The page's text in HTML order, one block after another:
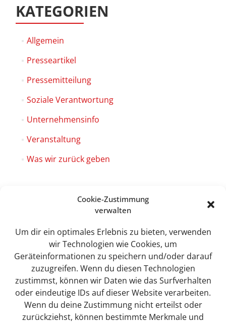
Cookie-Zustimmung
verwalten
Um dir ein optimales Erlebnis zu bieten, verwenden
wir Technologien wie Cookies, um
Geräteinformationen zu speichern und/oder darauf
zuzugreifen. Wenn du diesen Technologien
zustimmst, können wir Daten wie das Surfverhalten
oder eindeutige IDs auf dieser Website verarbeiten.
Wenn du deine Zustimmung nicht erteilst oder
zurückziehst, können bestimmte Merkmale und
KATEGORIEN
Allgemein
Presseartikel
Pressemitteilung
Soziale Verantwortung
Unternehmensinfo
Veranstaltung
Was wir zurück geben
Sweet Tec GmbH
Lindhorst 4
19258 Boizenburg
info@sweet-tec.de